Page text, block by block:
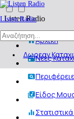
Listen Radio
Δωρεαν
Listen Radio
Αρχική
Νέες
Είδος